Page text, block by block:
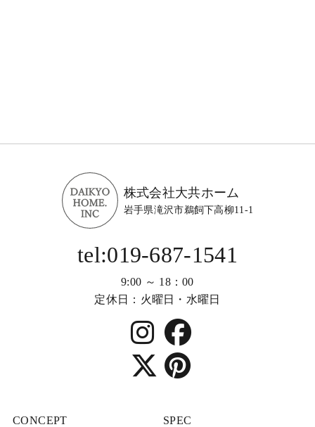
株式会社大共ホーム
岩手県滝沢市鵜飼下高柳11-1
tel:019-687-1541
9:00 ～ 18：00
定休日：火曜日・水曜日
CONCEPT SPEC